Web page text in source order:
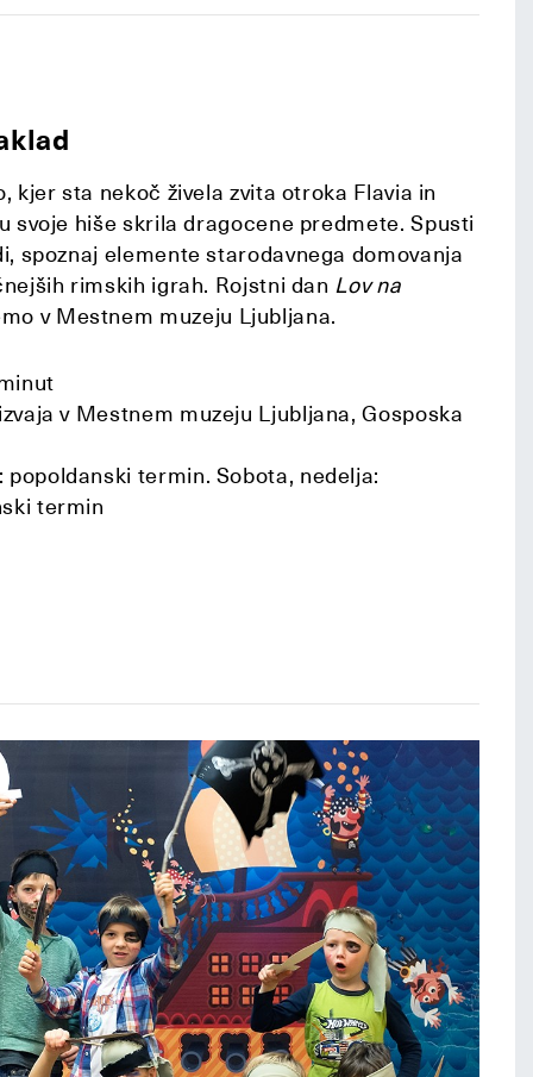
kjer sta nekoč živela zvita otroka Flavia in
svoje hiše skrila dragocene predmete. Spusti
spoznaj elemente starodavnega domovanja
rimskih igrah. Rojstni dan Lov na
v Mestnem muzeju Ljubljana.
v Mestnem muzeju Ljubljana, Gosposka
popoldanski termin. Sobota, nedelja:
termin